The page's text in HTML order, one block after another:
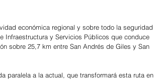
económica regional y sobre todo la seguridad
Infraestructura y Servicios Públicos que conduce
sobre 25,7 km entre San Andrés de Giles y San
paralela a la actual, que transformará esta ruta en